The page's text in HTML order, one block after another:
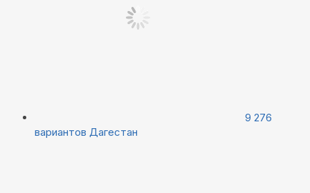
9 276
вариантов Дагестан